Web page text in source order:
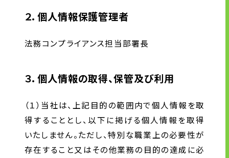
２．個人情報保護管理者
法務コンプライアンス担当部署長
３．個人情報の取得、保管及び利用
（１）当社は、上記目的の範囲内で個人情報を取
得することとし、以下に掲げる個人情報を取得
いたしません。ただし、特別な職業上の必要性が
存在すること又はその他業務の目的の達成に必